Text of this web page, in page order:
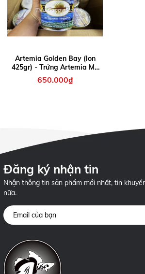
Artemia Golden Bay (lon
425gr) - Trứng Artemia Mỹ
Chất Lượng nở Cao, Thời
gian thu hoạch nhanh chóng
650.000₫
Đăng ký nhận tin
Nhận thông tin sản phẩm mới nhất, tin
nữa.